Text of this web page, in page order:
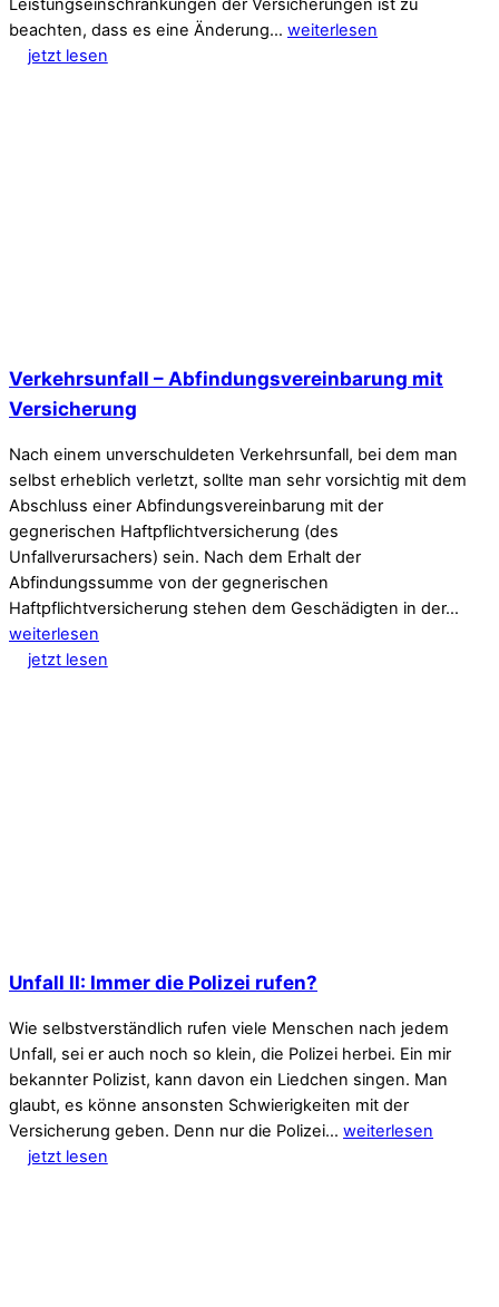
Leistungseinschränkungen der Versicherungen ist zu
beachten, dass es eine Änderung… weiterlesen
jetzt lesen
Verkehrsunfall – Abfindungsvereinbarung mit
Versicherung
Nach einem unverschuldeten Verkehrsunfall, bei dem man
selbst erheblich verletzt, sollte man sehr vorsichtig mit dem
Abschluss einer Abfindungsvereinbarung mit der
gegnerischen Haftpflichtversicherung (des
Unfallverursachers) sein. Nach dem Erhalt der
Abfindungssumme von der gegnerischen
Haftpflichtversicherung stehen dem Geschädigten in der…
weiterlesen
jetzt lesen
Unfall II: Immer die Polizei rufen?
Wie selbstverständlich rufen viele Menschen nach jedem
Unfall, sei er auch noch so klein, die Polizei herbei. Ein mir
bekannter Polizist, kann davon ein Liedchen singen. Man
glaubt, es könne ansonsten Schwierigkeiten mit der
Versicherung geben. Denn nur die Polizei… weiterlesen
jetzt lesen